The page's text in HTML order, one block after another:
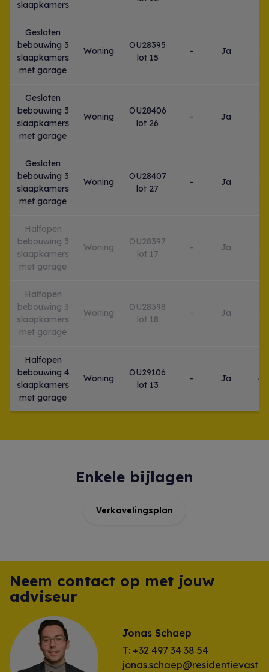
slaapkamers
Gesloten
bebouwing 3
slaapkamers
met garage
Woning
OU28395
lot 15
- Ja 3
Gesloten
bebouwing 3
slaapkamers
met garage
Woning
OU28406
lot 26
- Ja 3
Gesloten
bebouwing 3
slaapkamers
met garage
Woning
OU28407
lot 27
- Ja 3
Halfopen
bebouwing 3
slaapkamers
met garage
Woning
OU28397
lot 17
- Ja 3
Halfopen
bebouwing 3
slaapkamers
met garage
Woning
OU28398
lot 18
- Ja 3
Halfopen
bebouwing 4
slaapkamers
met garage
Woning
OU29106
lot 13
- Ja 4
Enkele bijlagen
Verkavelingsplan
Neem contact op met jouw
adviseur
Jonas Schaep
T: +32 497 34 38 54
jonas.schaep@residentievast